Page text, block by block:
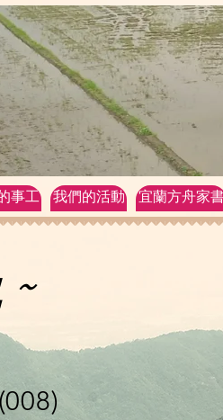
事工 我們的活動 宜蘭方舟家
~